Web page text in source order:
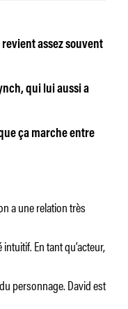
assez souvent
qui lui aussi a
ça marche entre
a une relation très
En tant qu’acteur,
personnage. David est